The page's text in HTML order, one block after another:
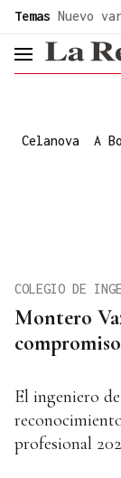
Temas Nuevo
Celanova A
Montero
compromiso
COLEGIO DE
El ingeniero
profesional